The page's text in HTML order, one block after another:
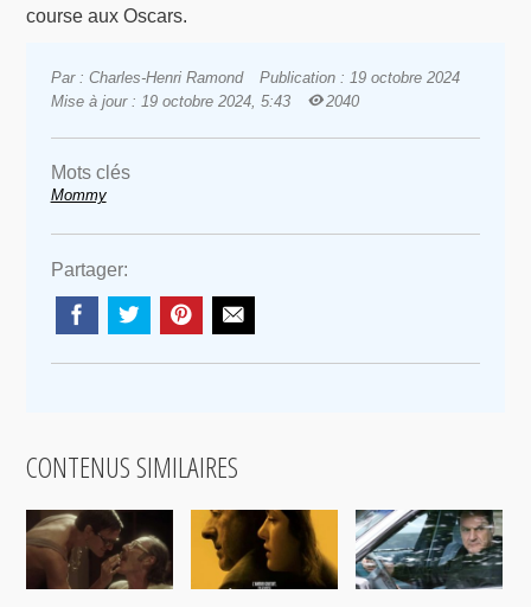
course aux Oscars.
Par : Charles-Henri Ramond
Publication : 19 octobre 2024
Mise à jour : 19 octobre 2024, 5:43
2040
Mots clés
Mommy
Partager:
CONTENUS SIMILAIRES